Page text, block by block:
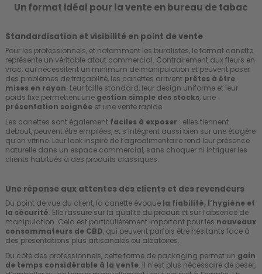
Un format idéal pour la vente en bureau de tabac
Standardisation et visibilité en point de vente
Pour les professionnels, et notamment les buralistes, le format canette
représente un véritable atout commercial. Contrairement aux fleurs en
vrac, qui nécessitent un minimum de manipulation et peuvent poser
des problèmes de traçabilité, les canettes arrivent prêtes à être
mises en rayon. Leur taille standard, leur design uniforme et leur
poids fixe permettent une gestion simple des stocks, une
présentation soignée et une vente rapide.
Les canettes sont également faciles à exposer : elles tiennent
debout, peuvent être empilées, et s’intègrent aussi bien sur une étagère
qu’en vitrine. Leur look inspiré de l’agroalimentaire rend leur présence
naturelle dans un espace commercial, sans choquer ni intriguer les
clients habitués à des produits classiques.
Une réponse aux attentes des clients et des revendeurs
Du point de vue du client, la canette évoque la fiabilité, l’hygiène et
la sécurité. Elle rassure sur la qualité du produit et sur l’absence de
manipulation. Cela est particulièrement important pour les nouveaux
consommateurs de CBD, qui peuvent parfois être hésitants face à
des présentations plus artisanales ou aléatoires.
Du côté des professionnels, cette forme de packaging permet un gain
de temps considérable à la vente. Il n’est plus nécessaire de peser,